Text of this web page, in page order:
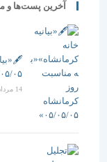
آخرین پست‌ها و مطالب
🖋️«بیانیه
۰۵/۰۵/۰۵»
/